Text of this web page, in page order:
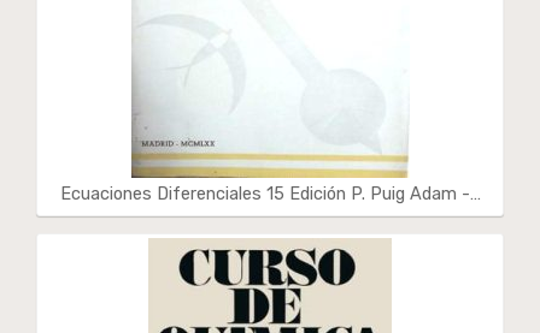
Ecuaciones Diferenciales 15 Edición P. Puig Adam -…